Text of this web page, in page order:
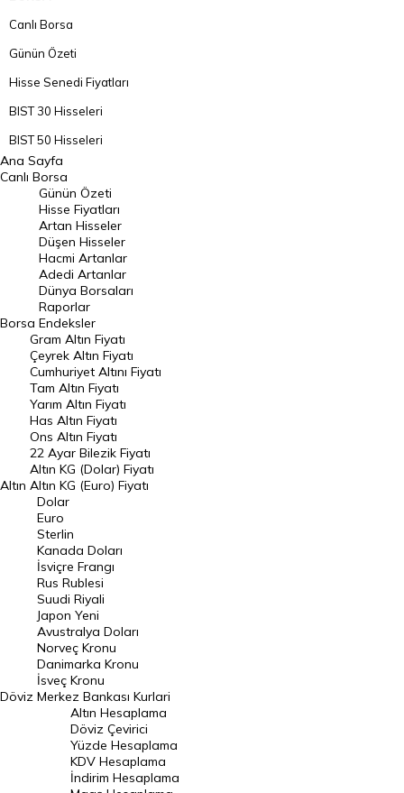
Canlı Borsa
Günün Özeti
Hisse Senedi Fiyatları
BIST 30 Hisseleri
BIST 50 Hisseleri
BIST 100 Hisseleri
En Çok Artan Hisseler
En Çok Düşen Hisseler
Hacmi Artanlar
Geçmiş Kapanışlar
Dünya Borsaları
Raporlar
Endeksler
DÖVİZ
Döviz Kuru
Dolar Kuru
Euro Kuru
Pound Kuru
Frank Kuru
Riyal Kuru
Avustralya Doları
Danimarka Kronu Kuru
Kanada Doları Kuru
Norveç Kronu Kuru
İsveç Kronu Kuru
Japon Yeni Kuru
Serbest Piyasa Döviz Kurları
Ana Sayfa
Canlı Borsa
Borsa
Günün Özeti
Hisse Fiyatları
Artan Hisseler
Düşen Hisseler
Hacmi Artanlar
Adedi Artanlar
Dünya Borsaları
Raporlar
Endeksler
Altın
Gram Altın Fiyatı
Çeyrek Altın Fiyatı
Cumhuriyet Altını Fiyatı
Tam Altın Fiyatı
Yarım Altın Fiyatı
Has Altın Fiyatı
Ons Altın Fiyatı
22 Ayar Bilezik Fiyatı
Altın KG (Dolar) Fiyatı
Altın KG (Euro) Fiyatı
Döviz
Dolar
Euro
Sterlin
Kanada Doları
İsviçre Frangı
Rus Rublesi
Suudi Riyali
Japon Yeni
Avustralya Doları
Norveç Kronu
Danimarka Kronu
İsveç Kronu
Merkez Bankası Kurlari
Altın Hesaplama
Döviz Çevirici
Yüzde Hesaplama
KDV Hesaplama
İndirim Hesaplama